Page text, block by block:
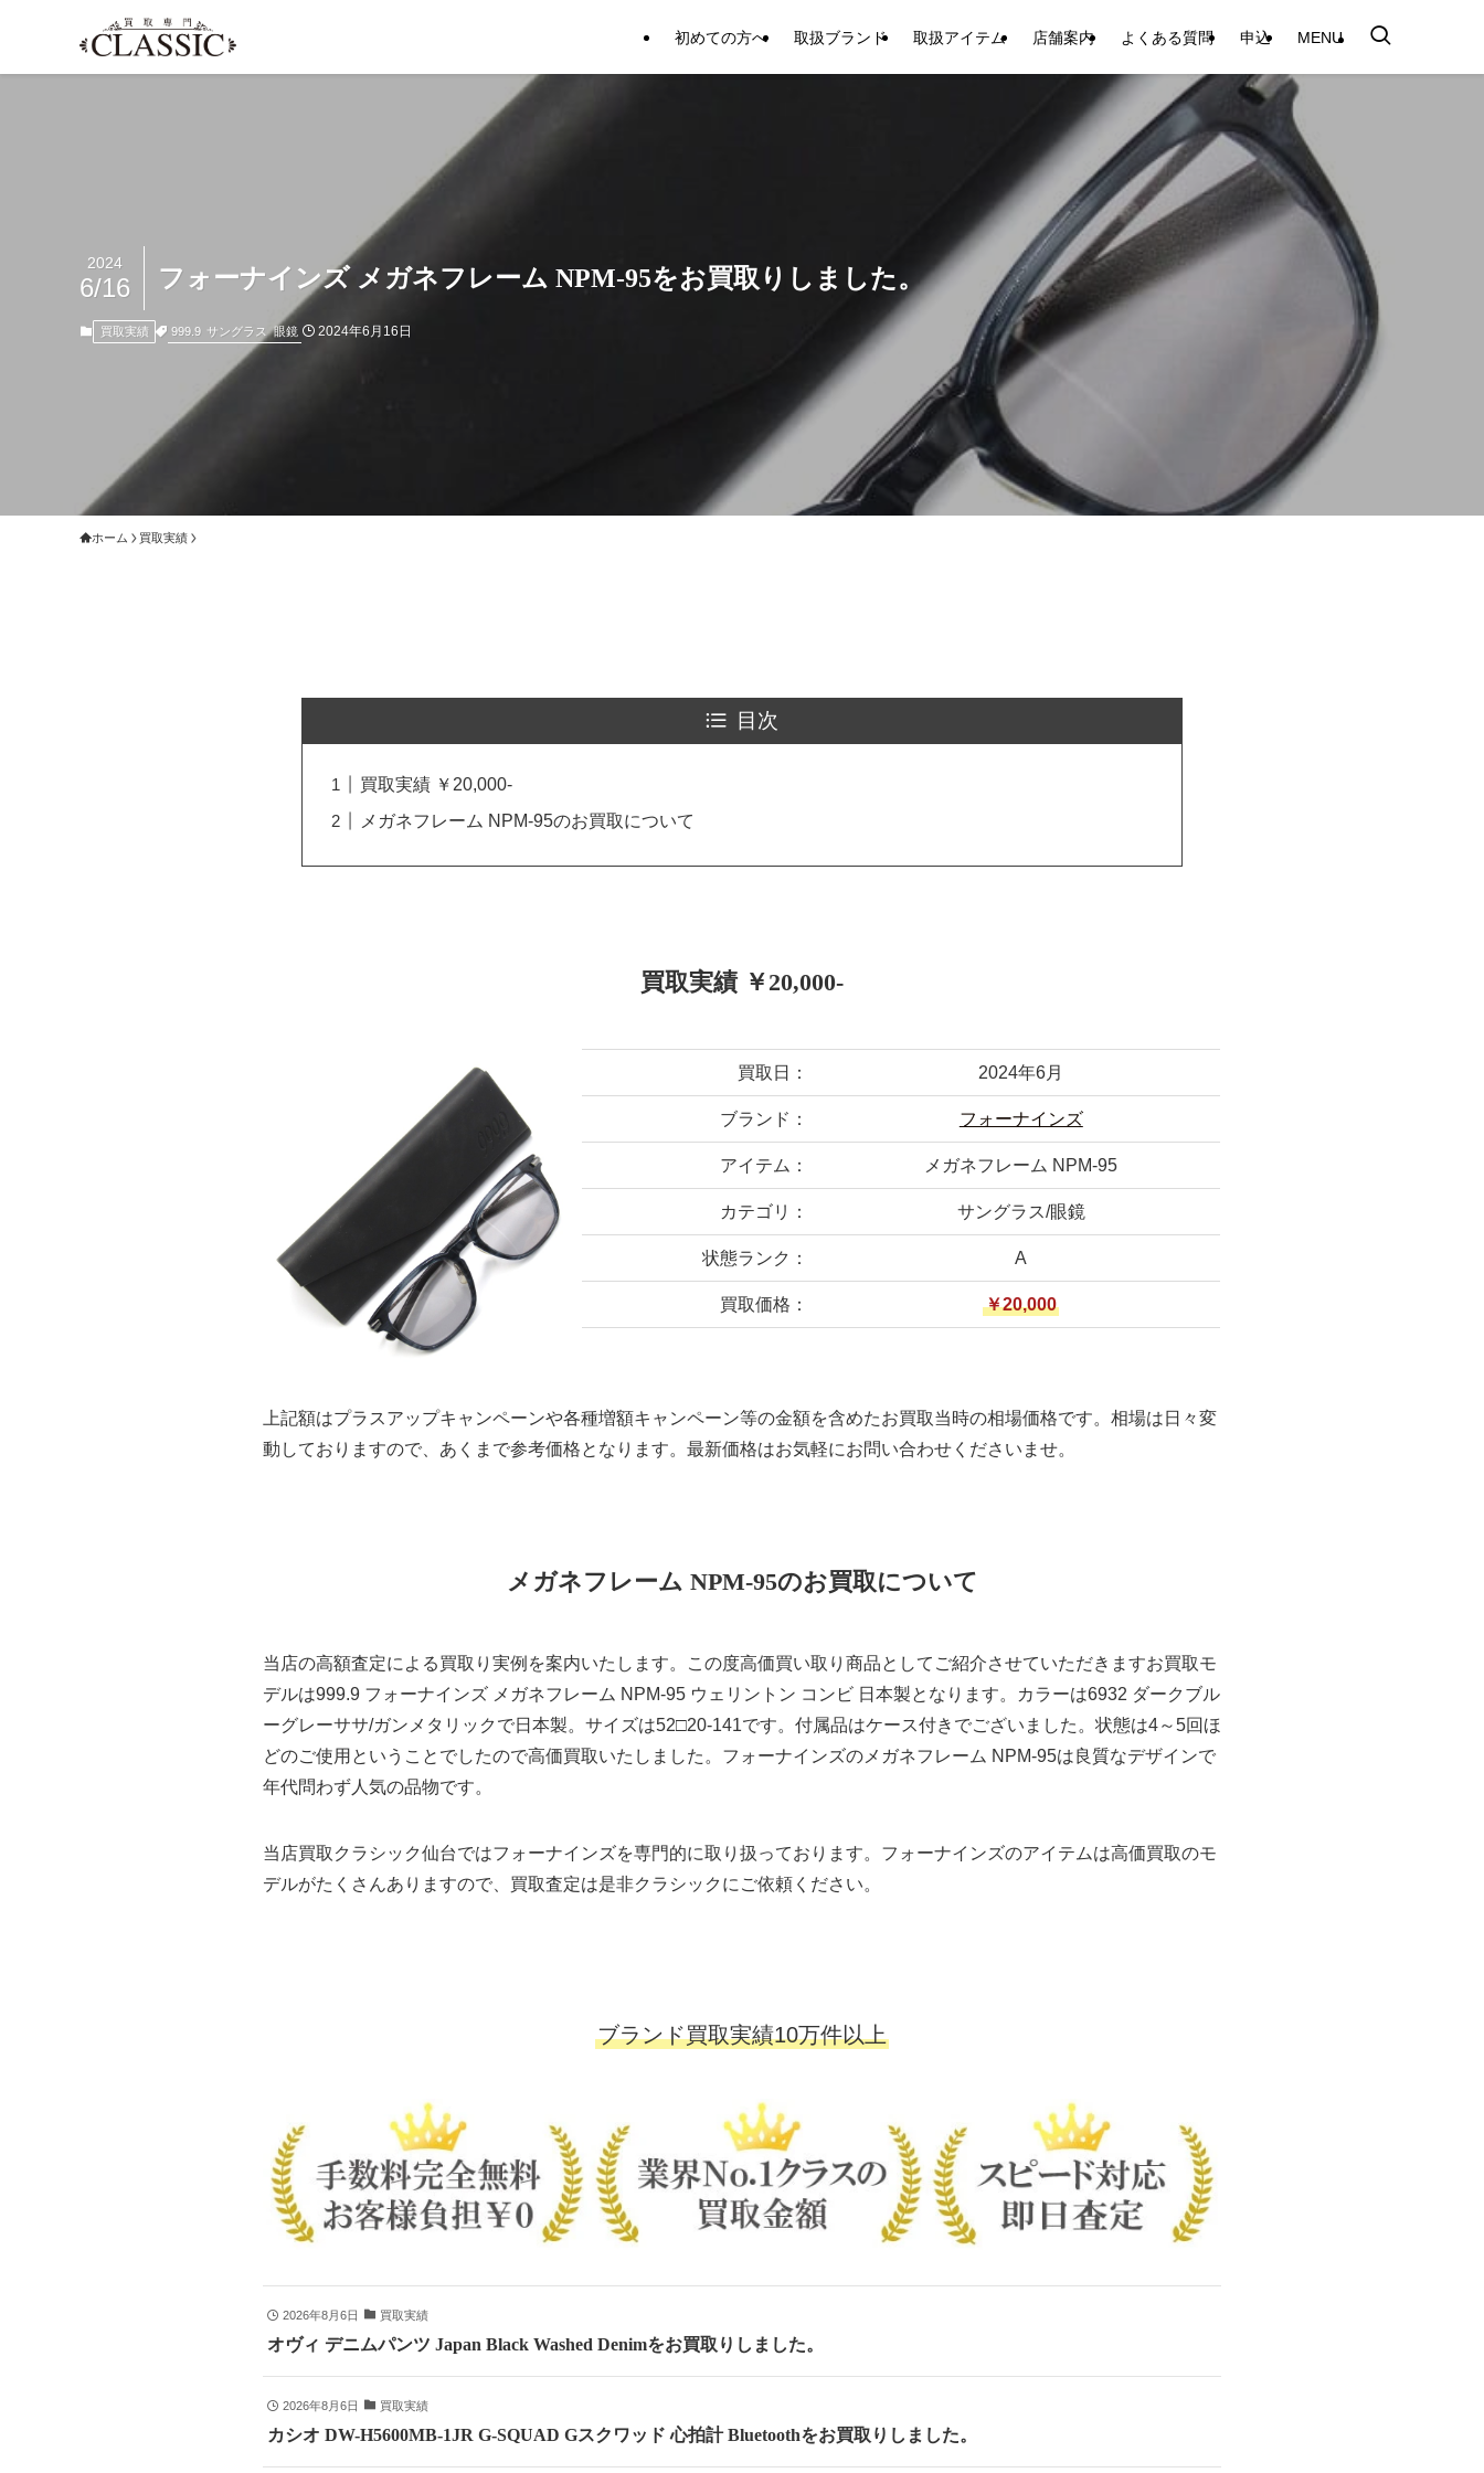
初めての方へ 取扱ブランド 取扱アイテム 店舗案内 よくある質問 申込 MENU
フォーナインズ メガネフレーム NPM-95をお買取りしました。
2024
6/16
買取実績 999.9 サングラス 眼鏡 2024年6月16日
ホーム 買取実績
目次
買取実績 ￥20,000-
メガネフレーム NPM-95のお買取について
買取実績 ￥20,000-
買取日： 2024年6月
ブランド： フォーナインズ
アイテム： メガネフレーム NPM-95
カテゴリ： サングラス/眼鏡
状態ランク： A
買取価格： ￥20,000
上記額はプラスアップキャンペーンや各種増額キャンペーン等の金額を含めたお買取当時の相場価格です。相場は日々変
動しておりますので、あくまで参考価格となります。最新価格はお気軽にお問い合わせくださいませ。
メガネフレーム NPM-95のお買取について
当店の高額査定による買取り実例を案内いたします。この度高価買い取り商品としてご紹介させていただきますお買取モ
デルは999.9 フォーナインズ メガネフレーム NPM-95 ウェリントン コンビ 日本製となります。カラーは6932 ダークブル
ーグレーササ/ガンメタリックで日本製。サイズは52□20-141です。付属品はケース付きでございました。状態は4～5回ほ
どのご使用ということでしたので高価買取いたしました。フォーナインズのメガネフレーム NPM-95は良質なデザインで
年代問わず人気の品物です。
当店買取クラシック仙台ではフォーナインズを専門的に取り扱っております。フォーナインズのアイテムは高価買取のモ
デルがたくさんありますので、買取査定は是非クラシックにご依頼ください。
ブランド買取実績10万件以上
2026年8月6日 買取実績
オヴィ デニムパンツ Japan Black Washed Denimをお買取りしました。
2026年8月6日 買取実績
カシオ DW-H5600MB-1JR G-SQUAD Gスクワッド 心拍計 Bluetoothをお買取りしました。